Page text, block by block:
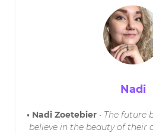
Nadi
• Nadi Zoetebier • The future
believe in the beauty of their